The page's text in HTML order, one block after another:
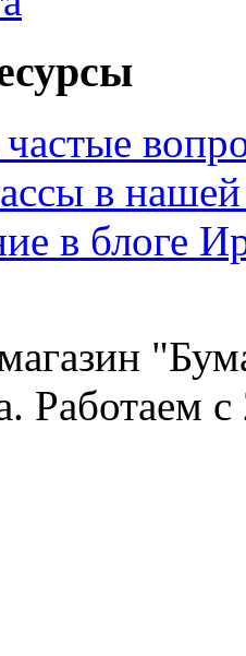
в нашей
в блоге
Работаем с